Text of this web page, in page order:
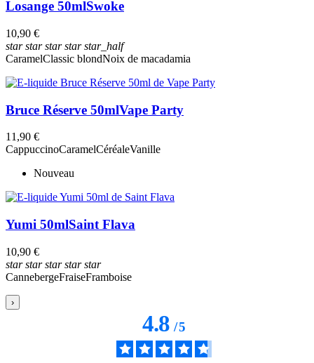
Losange 50mlSwoke
10,90 €
starstarstarstarstar_half
CaramelClassic blondNoix de macadamia
Bruce Réserve 50mlVape Party
11,90 €
CappuccinoCaramelCéréaleVanille
Nouveau
Yumi 50mlSaint Flava
10,90 €
starstarstarstarstar
CannebergeFraiseFramboise
›
4.8/5